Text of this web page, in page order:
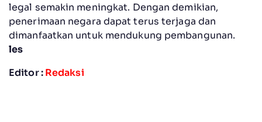
legal semakin meningkat. Dengan demikian,
penerimaan negara dapat terus terjaga dan
dimanfaatkan untuk mendukung pembangunan.
les
Editor :Redaksi